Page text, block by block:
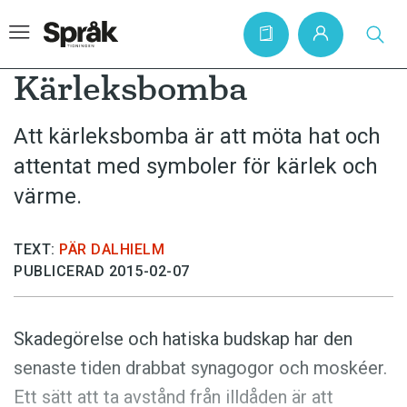
Hem
Artiklar
Språkfrågor
Skrivtips
Kviss
Podden
Kärleksbomba
Att kärleksbomba är att möta hat och
attentat med symboler för kärlek och
värme.
TEXT: PÄR DALHIELM
PUBLICERAD 2015-02-07
Skadegörelse och hatiska budskap har den
senaste tiden drabbat synagogor och moskéer.
Ett sätt att ta avstånd från illdåden är att